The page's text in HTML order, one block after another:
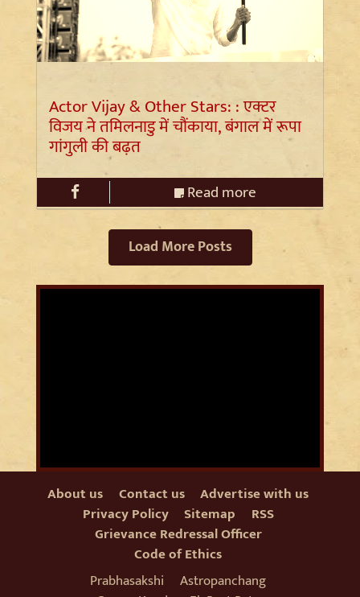
Actor Vijay & Other Stars: : एक्टर
विजय ने तमिलनाडु में चौंकाया, बंगाल में रूपा
गांगुली की बढ़त
Read more
Load More Posts
About us Contact us
Advertise with us
Privacy Policy
Sitemap
RSS
Grievance Redressal Officer
Code of Ethics
Prabhasakshi
Astropanchang